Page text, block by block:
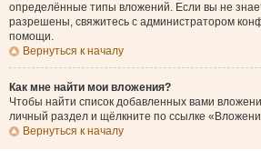
определённые типы вложений. Если вы не
разрешены, свяжитесь с администратором
помощи.
Вернуться к началу
Как мне найти мои вложения?
Чтобы найти список добавленных вами
личный раздел и щёлкните по ссылке
Вернуться к началу